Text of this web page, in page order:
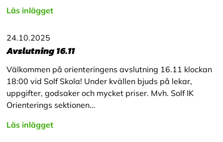
Läs inlägget
24.10.2025
Avslutning 16.11
Välkommen på orienteringens avslutning 16.11 klockan
18:00 vid Solf Skola! Under kvällen bjuds på lekar,
uppgifter, godsaker och mycket priser. Mvh. Solf IK
Orienterings sektionen…
Läs inlägget